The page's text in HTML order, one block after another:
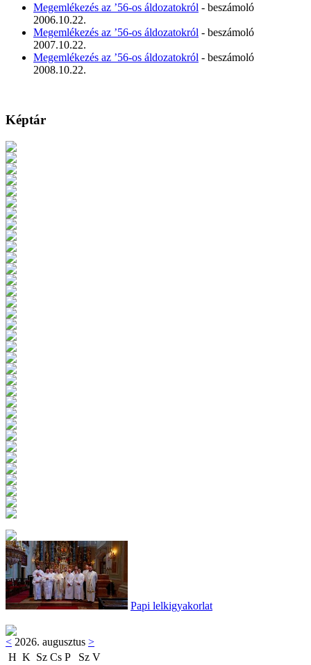
Megemlékezés az ’56-os áldozatokról - beszámoló
2006.10.22.
Megemlékezés az ’56-os áldozatokról - beszámoló
2007.10.22.
Megemlékezés az ’56-os áldozatokról - beszámoló
2008.10.22.
Képtár
Papi lelkigyakorlat
< 2026. augusztus >
H K Sz Cs P Sz V